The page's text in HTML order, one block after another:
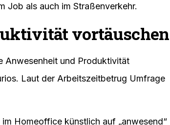
Job als auch im Straßenverkehr.
vortäuschen
Anwesenheit und Produktivität
Laut der Arbeitszeitbetrug Umfrage
Homeoffice künstlich auf „anwesend“